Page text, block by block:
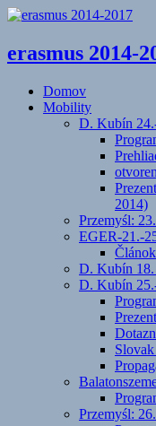
erasmus 2014-
Domov
Mobility
D. Kubín
2014)
Przemyśl:
EGER-21.-
D. Kubín 18.
D. Kubín
Przemyśl: